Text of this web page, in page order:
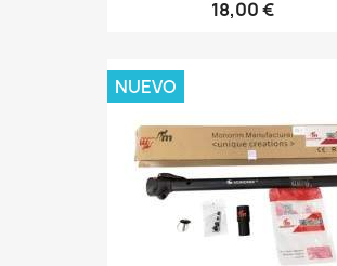
18,00 €
NUEVO